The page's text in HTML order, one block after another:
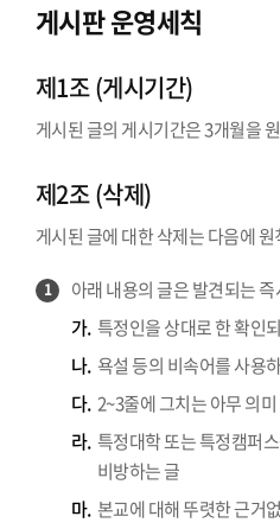
게시판 운영세칙
제1조 (게시기간)
게시된 글의 게시기간은 3개월을
제2조 (삭제)
게시된 글에 대한 삭제는 다음에
1
아래 내용의 글은 발견되는
가. 특정인을 상대로 한 확인
나. 욕설 등의 비속어를 사용
다. 2~3줄에 그치는 아무 의
라. 특정대학 또는 특정캠퍼
비방하는 글
마. 본교에 대해 뚜렷한 근거